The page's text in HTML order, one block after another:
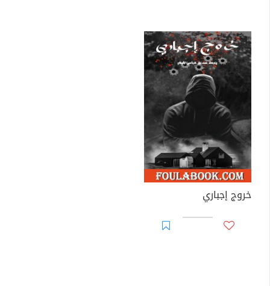
خروج إجباري